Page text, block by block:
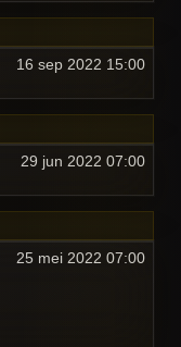
16 sep 2022 15:00
29 jun 2022 07:00
25 mei 2022 07:00